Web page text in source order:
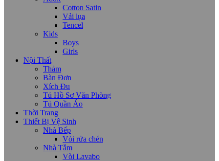
Cotton Satin
Vải lụa
Tencel
Kids
Boys
Girls
Nội Thất
Thảm
Bàn Đơn
Xích Đu
Tủ Hồ Sơ Văn Phòng
Tủ Quần Áo
Thời Trang
Thiết Bị Vệ Sinh
Nhà Bếp
Vòi rửa chén
Nhà Tắm
Vòi Lavabo